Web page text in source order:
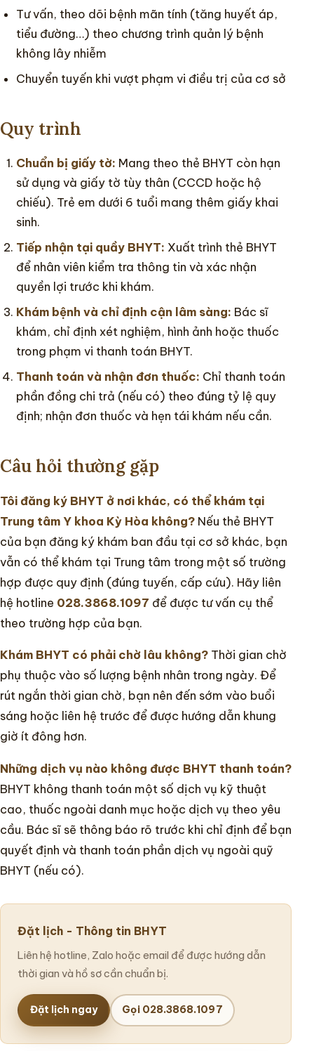
Tư vấn, theo dõi bệnh mãn tính (tăng huyết áp,
tiểu đường…) theo chương trình quản lý bệnh
không lây nhiễm
Chuyển tuyến khi vượt phạm vi điều trị của cơ sở
Quy trình
Chuẩn bị giấy tờ: Mang theo thẻ BHYT còn hạn
sử dụng và giấy tờ tùy thân (CCCD hoặc hộ
chiếu). Trẻ em dưới 6 tuổi mang thêm giấy khai
sinh.
Tiếp nhận tại quầy BHYT: Xuất trình thẻ BHYT
để nhân viên kiểm tra thông tin và xác nhận
quyền lợi trước khi khám.
Khám bệnh và chỉ định cận lâm sàng: Bác sĩ
khám, chỉ định xét nghiệm, hình ảnh hoặc thuốc
trong phạm vi thanh toán BHYT.
Thanh toán và nhận đơn thuốc: Chỉ thanh toán
phần đồng chi trả (nếu có) theo đúng tỷ lệ quy
định; nhận đơn thuốc và hẹn tái khám nếu cần.
Câu hỏi thường gặp
Tôi đăng ký BHYT ở nơi khác, có thể khám tại
Trung tâm Y khoa Kỳ Hòa không? Nếu thẻ BHYT
của bạn đăng ký khám ban đầu tại cơ sở khác, bạn
vẫn có thể khám tại Trung tâm trong một số trường
hợp được quy định (đúng tuyến, cấp cứu). Hãy liên
hệ hotline 028.3868.1097 để được tư vấn cụ thể
theo trường hợp của bạn.
Khám BHYT có phải chờ lâu không? Thời gian chờ
phụ thuộc vào số lượng bệnh nhân trong ngày. Để
rút ngắn thời gian chờ, bạn nên đến sớm vào buổi
sáng hoặc liên hệ trước để được hướng dẫn khung
giờ ít đông hơn.
Những dịch vụ nào không được BHYT thanh toán?
BHYT không thanh toán một số dịch vụ kỹ thuật
cao, thuốc ngoài danh mục hoặc dịch vụ theo yêu
cầu. Bác sĩ sẽ thông báo rõ trước khi chỉ định để bạn
quyết định và thanh toán phần dịch vụ ngoài quỹ
BHYT (nếu có).
Đặt lịch - Thông tin BHYT
Liên hệ hotline, Zalo hoặc email để được hướng dẫn
thời gian và hồ sơ cần chuẩn bị.
Đặt lịch ngay Gọi 028.3868.1097